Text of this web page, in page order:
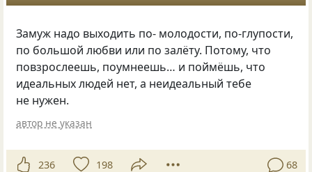
Замуж надо выходить по- молодости, по-глупости,
по большой любви или по залёту. Потому, что
повзрослеешь, поумнеешь… и поймёшь, что
идеальных людей нет, а неидеальный тебе
не нужен.
автор не указан
236 198 68